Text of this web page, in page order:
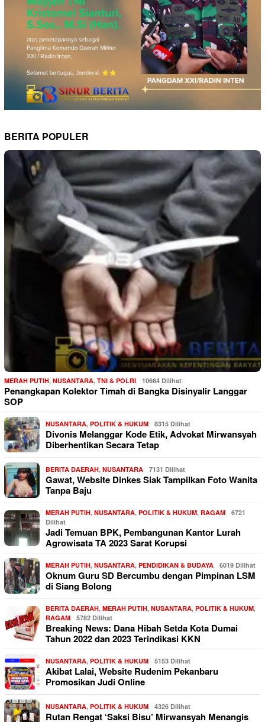
BERITA POPULER
MERAH PUTIH, NUSANTARA, TNI & POLRI 10664 Dilihat
Penangkapan Kolektor Timah di Bangka Disinyalir Langgar
SOP
NUSANTARA, POLITIK & HUKUM 8315 Dilihat
Divonis Melanggar Kode Etik, Advokat Mirwansyah
Diberhentikan Secara Tetap
BERITA DAERAH, NUSANTARA 7131 Dilihat
Gawat, Website Dinkes Siak Tampilkan Foto Wanita
Tanpa Baju
MERAH PUTIH, NUSANTARA, POLITIK & HUKUM, RAGAM
6721
Dilihat
Jadi Temuan BPK, Pembangunan Kantor Lurah
Agrowisata TA 2023 Sarat Korupsi
MERAH PUTIH, NUSANTARA, PENDIDIKAN & BUDAYA 6019 Dilihat
Oknum Guru SD Bercumbu dengan Pimpinan LSM
di Siang Bolong
BERITA DAERAH, MERAH PUTIH, NUSANTARA, POLITIK & HUKUM,
RAGAM
5782 Dilihat
Breaking News: Dana Hibah Setda Kota Dumai
Tahun 2022 dan 2023 Terindikasi KKN
NUSANTARA, POLITIK & HUKUM 5153 Dilihat
Akibat Lalai, Website Rudenim Pekanbaru
Promosikan Judi Online
NUSANTARA, POLITIK & HUKUM 4326 Dilihat
Rutan Rengat ‘Saksi Bisu’ Mirwansyah Menangis